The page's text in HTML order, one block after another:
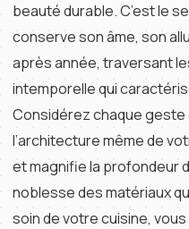
beauté durable. C’est le
conserve son âme, son
après année, traversant
intemporelle qui
Considérez chaque geste
l’architecture même de
et magnifie la profondeur
noblesse des matériaux
soin de votre cuisine,